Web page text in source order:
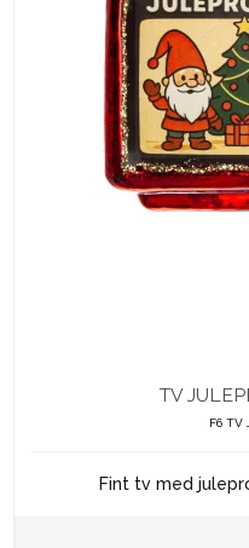
TV
F6 TV
Fint tv med